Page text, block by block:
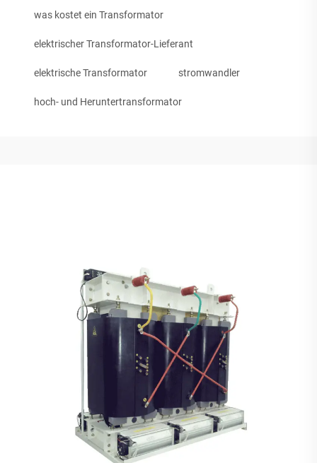
was kostet ein Transformator
elektrischer Transformator-Lieferant
elektrische Transformator stromwandler
hoch- und Heruntertransformator